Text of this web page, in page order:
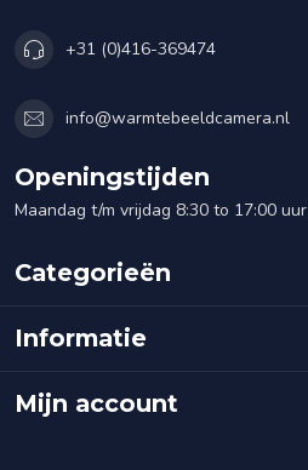
+31 (0)416-369474
info@warmtebeeldcamera.nl
Openingstijden
Maandag t/m vrijdag 8:30 to 17:00 uur
Categorieën
Informatie
Mijn account